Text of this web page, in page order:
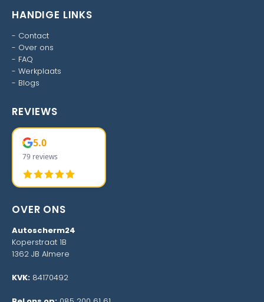
HANDIGE LINKS
- Contact
- Over ons
- FAQ
- Werkplaats
- Blogs
REVIEWS
5.0
79 reviews
OVER ONS
Autoscherm24
Koperstraat 1B
1362 JB Almere
KVK: 84170492